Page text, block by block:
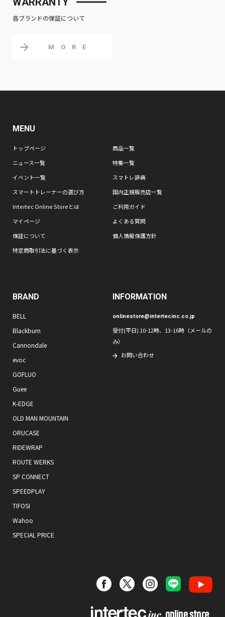
各ブランドの保証について
MORE
MENU
トップページ
商品一覧
ニュース一覧
特集一覧
イベント一覧
スマトレ辞典
スマートトレーナーの選び方
国内正規販売店一覧
Intertec Online Storeとは
ご利用ガイド
マイページ
よくある質問
保証について
個人情報保護方針
特定商取引法に基づく表示
BRAND
BELL
Blackburn
Cannondale
evoc
GOFLUO
Guee
K-EDGE
OLD MAN MOUNTAIN
ORUCASE
RIDEWRAP
ROUTE WERKS
SP CONNECT
SPEEDPLAY
TIFOSI
Wahoo
SPECIAL PRICE
INFORMATION
onlinestore@intertecinc.co.jp
受付(平日) 10-12時、13-16時（メールの
み）
お問い合わせ